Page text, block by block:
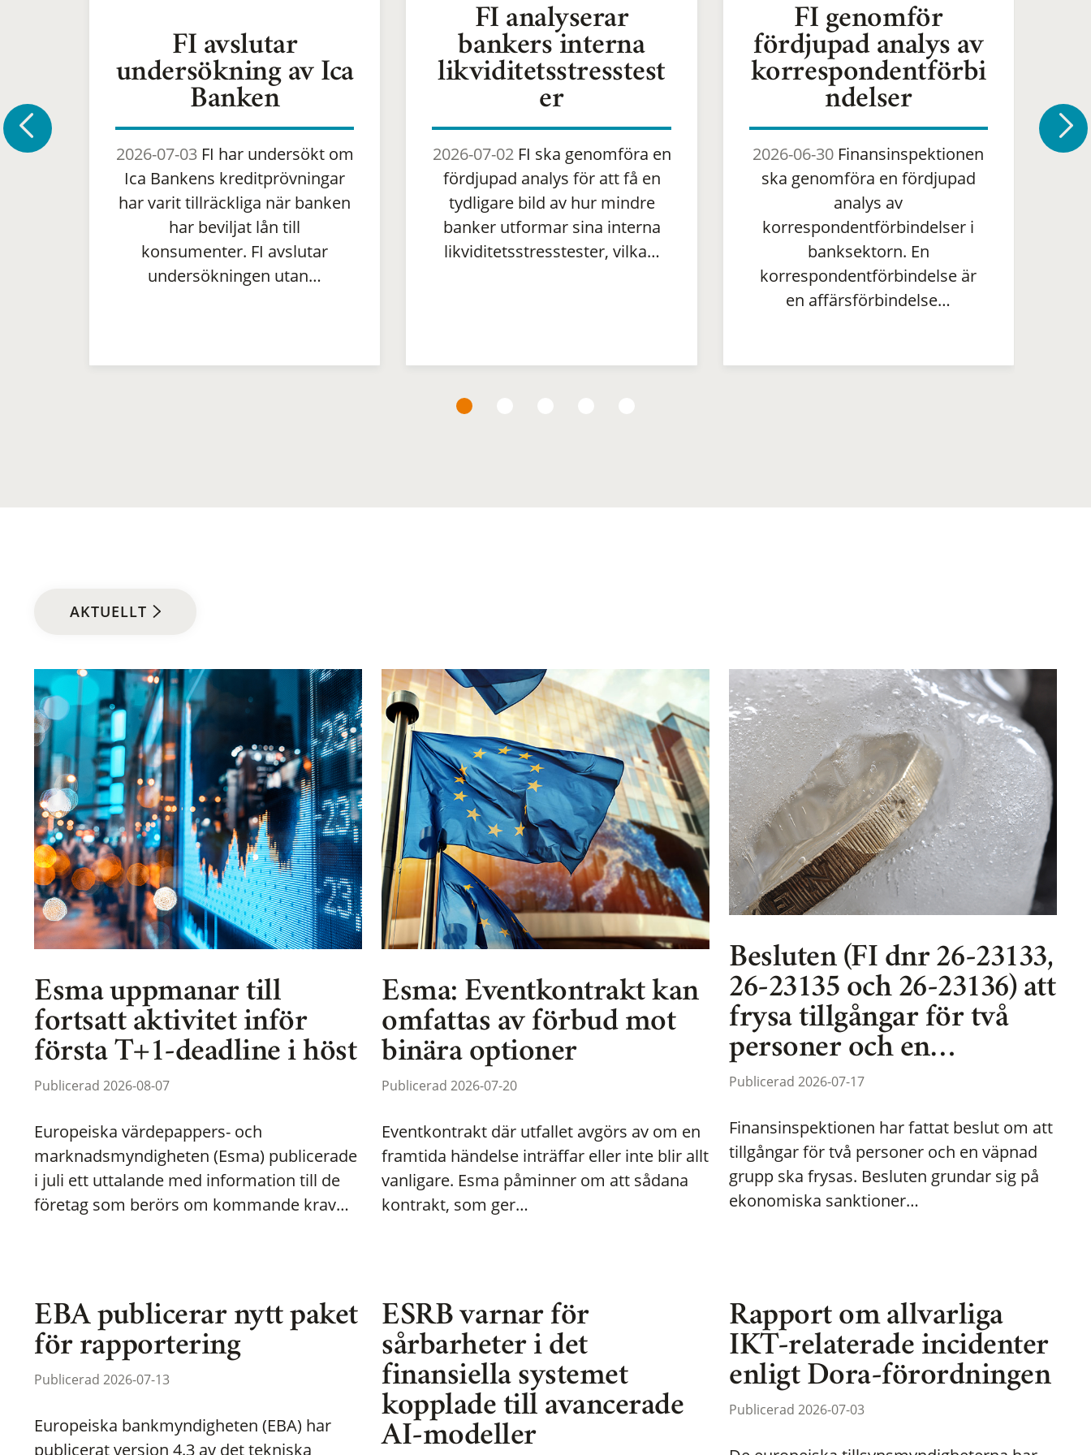
FI avslutar
undersökning av Ica
Banken
2026-07-03FI har undersökt om
Ica Bankens kreditprövningar
har varit tillräckliga när banken
har beviljat lån till
konsumenter. FI avslutar
undersökningen utan…
FI analyserar
bankers interna
likviditetsstresstest
er
2026-07-02FI ska genomföra en
fördjupad analys för att få en
tydligare bild av hur mindre
banker utformar sina interna
likviditetsstresstester, vilka…
FI genomför
fördjupad analys av
korrespondentförbi
ndelser
2026-06-30 Finansinspektionen
ska genomföra en fördjupad
analys av
korrespondentförbindelser i
banksektorn. En
korrespondentförbindelse är
en affärsförbindelse…
AKTUELLT
Esma uppmanar till
fortsatt aktivitet inför
första T+1-deadline i höst
Publicerad 2026-08-07
Europeiska värdepappers- och
marknadsmyndigheten (Esma) publicerade
i juli ett uttalande med information till de
företag som berörs om kommande krav…
Esma: Eventkontrakt kan
omfattas av förbud mot
binära optioner
Publicerad 2026-07-20
Eventkontrakt där utfallet avgörs av om en
framtida händelse inträffar eller inte blir allt
vanligare. Esma påminner om att sådana
kontrakt, som ger…
Besluten (FI dnr 26-23133,
26-23135 och 26-23136) att
frysa tillgångar för två
personer och en…
Publicerad 2026-07-17
Finansinspektionen har fattat beslut om att
tillgångar för två personer och en väpnad
grupp ska frysas. Besluten grundar sig på
ekonomiska sanktioner…
EBA publicerar nytt paket
för rapportering
Publicerad 2026-07-13
Europeiska bankmyndigheten (EBA) har
publicerat version 4.3 av det tekniska
ESRB varnar för
sårbarheter i det
finansiella systemet
kopplade till avancerade
AI-modeller
Rapport om allvarliga
IKT-relaterade incidenter
enligt Dora-förordningen
Publicerad 2026-07-03